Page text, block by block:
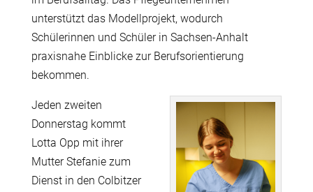
unterstützt das Modellprojekt, wodurch
Schülerinnen und Schüler in Sachsen-Anhalt
praxisnahe Einblicke zur Berufsorientierung
bekommen.
Jeden zweiten
Donnerstag kommt
Lotta Opp mit ihrer
Mutter Stefanie zum
Dienst in den Colbitzer